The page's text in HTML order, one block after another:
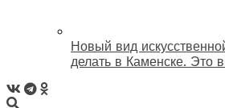
Новый вид
делать в Каменске. Это